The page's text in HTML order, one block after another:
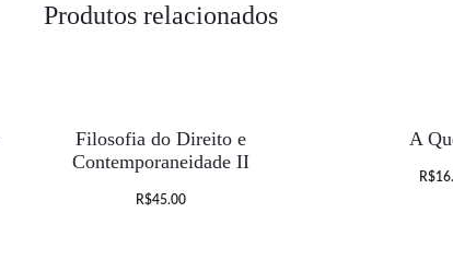
Produtos relacionados
Filosofia do Direito e
Contemporaneidade II
R$45.00
A
R$